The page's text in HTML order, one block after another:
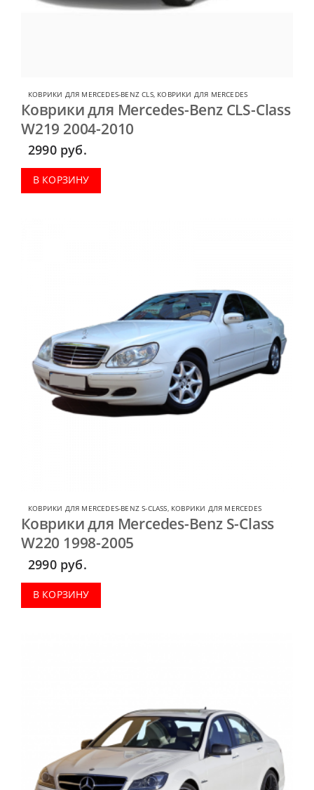
КОВРИКИ ДЛЯ MERCEDES-BENZ CLS, КОВРИКИ ДЛЯ MERCEDES
Коврики для Mercedes-Benz CLS-Class
W219 2004-2010
2990 руб.
В КОРЗИНУ
КОВРИКИ ДЛЯ MERCEDES-BENZ S-CLASS, КОВРИКИ ДЛЯ MERCEDES
Коврики для Mercedes-Benz S-Class
W220 1998-2005
2990 руб.
В КОРЗИНУ